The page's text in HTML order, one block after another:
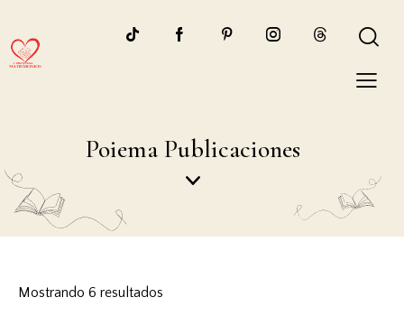
Poiema Publicaciones
Mostrando 6 resultados